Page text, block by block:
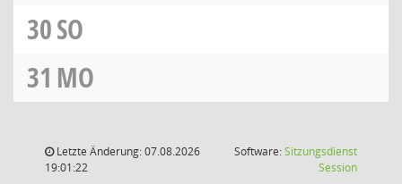
30SO
31 MO
Letzte Änderung: 07.08.2026
19:01:22
Software:Sitzungsdienst
Session(Wird in